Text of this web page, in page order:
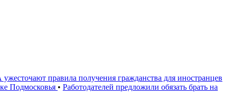
правила получения гражданства для иностранцев
Подмосковья • Работодателей предложили обязать брать на